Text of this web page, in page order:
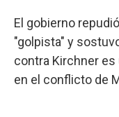
El gobierno
"golpista" y
contra Kirchner
en el conflicto de